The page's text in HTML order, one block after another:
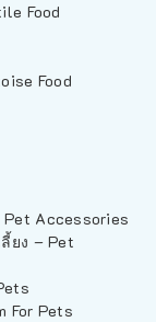
Food
Food
Accessories
ยง – Pet
For Pets